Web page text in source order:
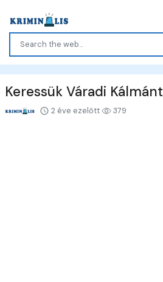
Keressük Váradi Kálmánt
2 éve ezelőtt 379